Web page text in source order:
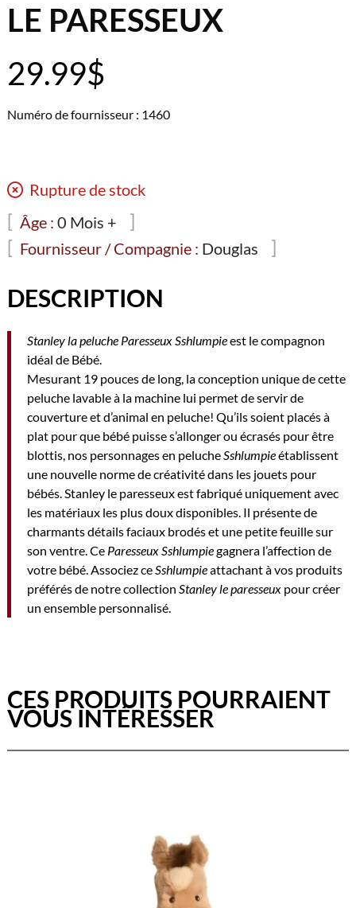
LE PARESSEUX
29.99$
Numéro de fournisseur : 1460
Rupture de stock
Âge : 0 Mois +
Fournisseur / Compagnie : Douglas
DESCRIPTION
Stanley la peluche Paresseux Sshlumpieest le compagnon
idéal de Bébé.
Mesurant 19 pouces de long, la conception unique de cette
peluche lavable à la machine lui permet de servir de
couverture et d’animal en peluche! Qu’ils soient placés à
plat pour que bébé puisse s’allonger ou écrasés pour être
blottis, nos personnages en pelucheSshlumpieétablissent
une nouvelle norme de créativité dans les jouets pour
bébés. Stanley le paresseux est fabriqué uniquement avec
les matériaux les plus doux disponibles. Il présente de
charmants détails faciaux brodés et une petite feuille sur
son ventre. Ce Paresseux Sshlumpiegagnera l’affection de
votre bébé. Associez ceSshlumpieattachant à vos produits
préférés de notre collection Stanley le paresseuxpour créer
un ensemble personnalisé.
CES PRODUITS POURRAIENT
VOUS INTÉRESSER